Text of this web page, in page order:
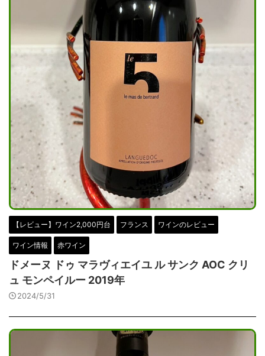
【レビュー】ワイン2,000円台 フランス ワインのレビュー
ワイン情報 赤ワイン
ドメーヌ ドゥ マラヴィエイユ ル サンク AOC クリ
ュ モンペイルー 2019年
2024/5/31